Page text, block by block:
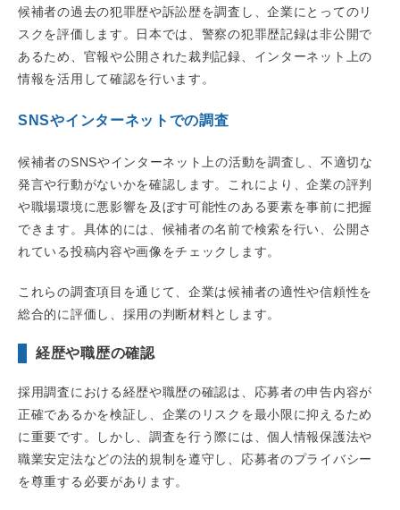
候補者の過去の犯罪歴や訴訟歴を調査し、企業にとってのリ
スクを評価します。日本では、警察の犯罪歴記録は非公開で
あるため、官報や公開された裁判記録、インターネット上の
情報を活用して確認を行います。
SNSやインターネットでの調査
候補者のSNSやインターネット上の活動を調査し、不適切な
発言や行動がないかを確認します。これにより、企業の評判
や職場環境に悪影響を及ぼす可能性のある要素を事前に把握
できます。具体的には、候補者の名前で検索を行い、公開さ
れている投稿内容や画像をチェックします。
これらの調査項目を通じて、企業は候補者の適性や信頼性を
総合的に評価し、採用の判断材料とします。
経歴や職歴の確認
採用調査における経歴や職歴の確認は、応募者の申告内容が
正確であるかを検証し、企業のリスクを最小限に抑えるため
に重要です。しかし、調査を行う際には、個人情報保護法や
職業安定法などの法的規制を遵守し、応募者のプライバシー
を尊重する必要があります。